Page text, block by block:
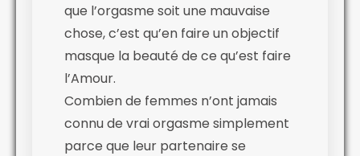
que l’orgasme soit une mauvaise
chose, c’est qu’en faire un objectif
masque la beauté de ce qu’est faire
l’Amour.
Combien de femmes n’ont jamais
connu de vrai orgasme simplement
parce que leur partenaire se